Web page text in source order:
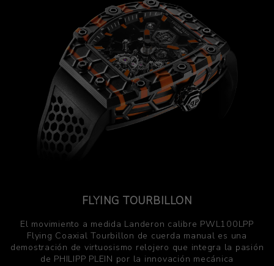
FLYING TOURBILLON
El movimiento a medida Landeron calibre PWL100LPP
Flying Coaxial Tourbillon de cuerda manual es una
demostración de virtuosismo relojero que integra la pasión
de PHILIPP PLEIN por la innovación mecánica